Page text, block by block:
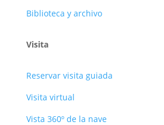
Biblioteca y archivo
Visita
Reservar visita guiada
Visita virtual
Vista 360º de la nave